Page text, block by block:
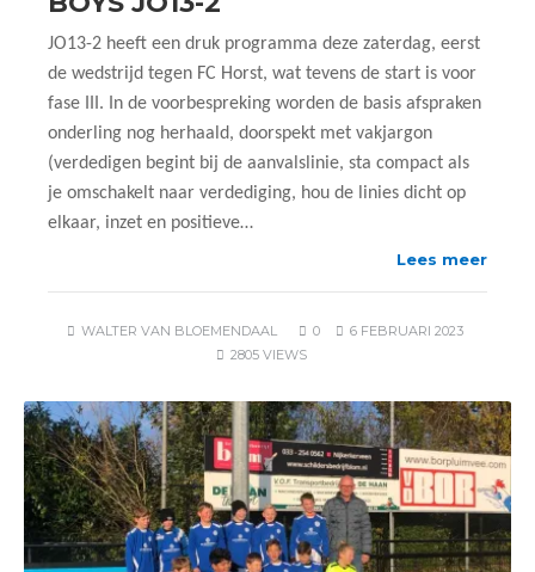
JO13-2 heeft een druk programma deze zaterdag, eerst
de wedstrijd tegen FC Horst, wat tevens de start is voor
fase III. In de voorbespreking worden de basis afspraken
onderling nog herhaald, doorspekt met vakjargon
(verdedigen begint bij de aanvalslinie, sta compact als
je omschakelt naar verdediging, hou de linies dicht op
elkaar, inzet en positieve…
Lees meer
WALTER VAN BLOEMENDAAL 0
6 FEBRUARI 2023
2805 VIEWS